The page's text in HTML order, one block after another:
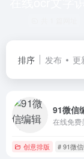
排序 发布 更
91微信
创意排版 # 91微